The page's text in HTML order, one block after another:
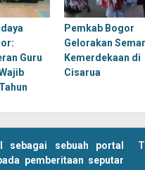
Guru
Pemkab Bogor
Gelorakan
Kemerdekaan di
Cisarua
sebagai sebuah portal
pemberitaan seputar